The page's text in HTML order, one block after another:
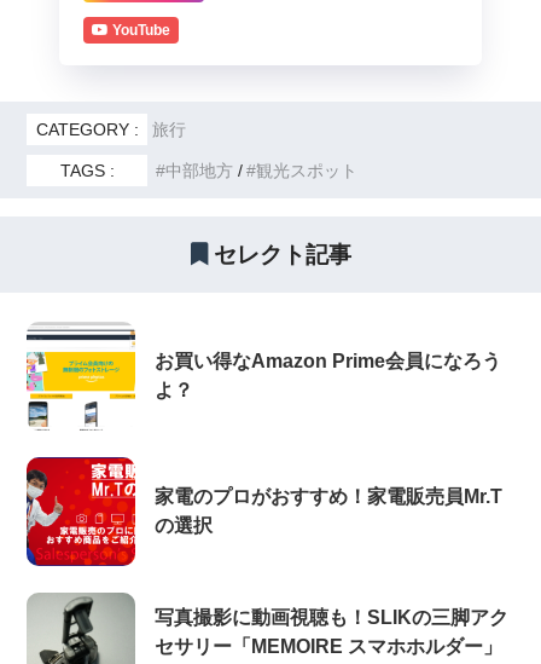
YouTube
CATEGORY : 旅行
TAGS : 中部地方 観光スポット
セレクト記事
お買い得なAmazon Prime会員になろう
よ？
家電のプロがおすすめ！家電販売員Mr.T
の選択
写真撮影に動画視聴も！SLIKの三脚アク
セサリー「MEMOIRE スマホホルダー」